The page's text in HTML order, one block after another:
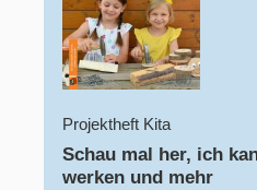
Projektheft Kita
Schau mal her, ich
werken und mehr